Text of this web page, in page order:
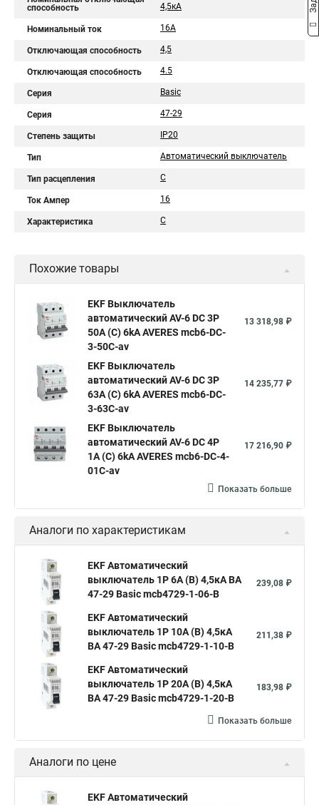
способность
4,5кА
Номинальный ток 16А
Отключающая способность 4,5
Отключающая способность 4.5
Серия Basic
Серия 47-29
Степень защиты IP20
Тип Автоматический выключатель
Тип расцепления C
Ток Ампер 16
Характеристика C
Похожие товары
EKF Выключатель
автоматический AV-6 DC 3P
50A (C) 6kA AVERES mcb6-DC-
3-50C-av
13 318,98 ₽
EKF Выключатель
автоматический AV-6 DC 3P
63A (C) 6kA AVERES mcb6-DC-
3-63C-av
14 235,77 ₽
EKF Выключатель
автоматический AV-6 DC 4P
1A (C) 6kA AVERES mcb6-DC-4-
01C-av
17 216,90 ₽
Показать больше
Аналоги по характеристикам
EKF Автоматический
выключатель 1P 6А (B) 4,5кА ВА
47-29 Basic mcb4729-1-06-B
239,08 ₽
EKF Автоматический
выключатель 1P 10А (B) 4,5кА
ВА 47-29 Basic mcb4729-1-10-B
211,38 ₽
EKF Автоматический
выключатель 1P 20А (B) 4,5кА
ВА 47-29 Basic mcb4729-1-20-B
183,98 ₽
Показать больше
Аналоги по цене
EKF Автоматический